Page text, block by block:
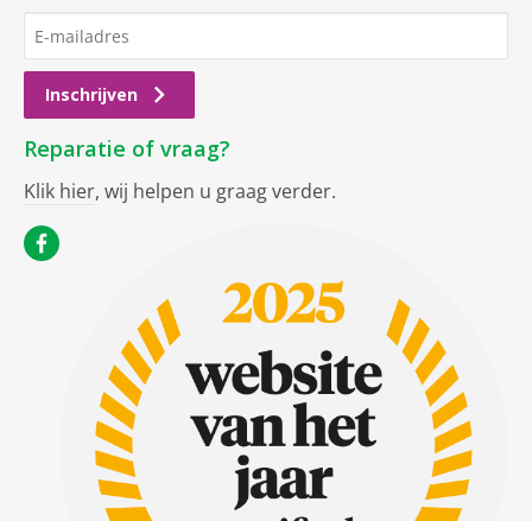
Inschrijven
Reparatie of vraag?
Klik hier, wij helpen u graag verder.